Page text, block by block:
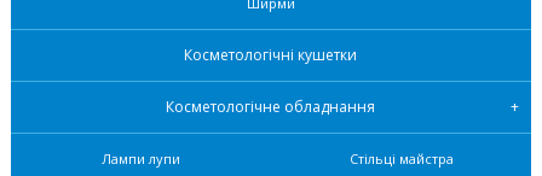
Косметологічні кушетки
Косметологічне обладнання
Лампи лупи Стільці майстра